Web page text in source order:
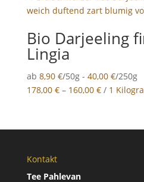
Bio Darjeeling
Lingia
ab 8,90 €/50g - 40,00 €/250g
178,00 €– 160,00 €/ 1
Kontakt
Tee Pahlevan